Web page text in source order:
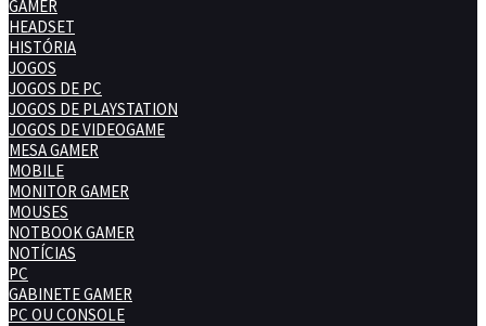
GAMER
HEADSET
HISTÓRIA
JOGOS
JOGOS DE PC
JOGOS DE PLAYSTATION
JOGOS DE VIDEOGAME
MESA GAMER
MOBILE
MONITOR GAMER
MOUSES
NOTBOOK GAMER
NOTÍCIAS
PC
GABINETE GAMER
PC OU CONSOLE